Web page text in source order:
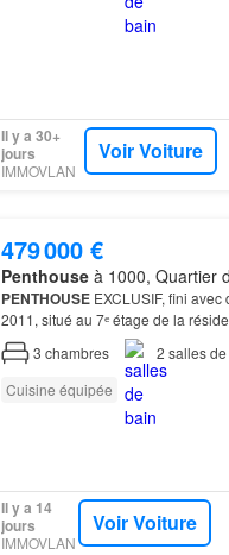
Il y a 30+
jours
IMMOVLAN
Voir Voiture
479 000 €
Penthouseà 1000, Quartier
PENTHOUSEEXCLUSIF, fini avec
2011, situé au 7ᵉ étage de la
à distance de marche du World
3 chambres 2 salles
Cuisine équipée
Il y a 14
jours
IMMOVLAN
Voir Voiture